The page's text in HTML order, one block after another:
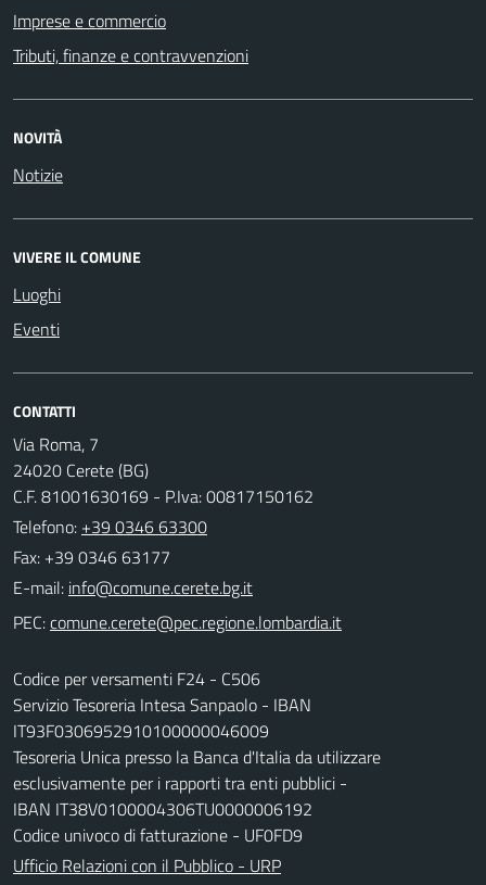
Imprese e commercio
Tributi, finanze e contravvenzioni
NOVITÀ
Notizie
VIVERE IL COMUNE
Luoghi
Eventi
CONTATTI
Via Roma, 7
24020 Cerete (BG)
C.F. 81001630169 - P.Iva: 00817150162
Telefono: +39 0346 63300
Fax: +39 0346 63177
E-mail:
PEC:
Codice per versamenti F24 - C506
Servizio Tesoreria Intesa Sanpaolo - IBAN
IT93F0306952910100000046009
Tesoreria Unica presso la Banca d'Italia da utilizzare
esclusivamente per i rapporti tra enti pubblici -
IBAN IT38V0100004306TU0000006192
Codice univoco di fatturazione - UF0FD9
Ufficio Relazioni con il Pubblico - URP